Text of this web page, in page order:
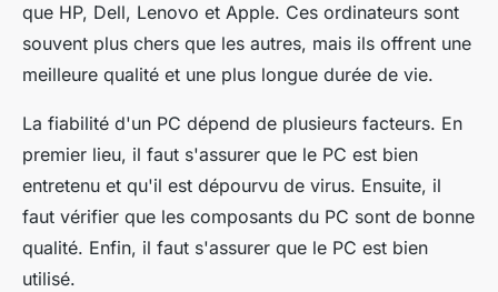
que HP, Dell, Lenovo et Apple. Ces ordinateurs sont
souvent plus chers que les autres, mais ils offrent une
meilleure qualité et une plus longue durée de vie.
La fiabilité d'un PC dépend de plusieurs facteurs. En
premier lieu, il faut s'assurer que le PC est bien
entretenu et qu'il est dépourvu de virus. Ensuite, il
faut vérifier que les composants du PC sont de bonne
qualité. Enfin, il faut s'assurer que le PC est bien
utilisé.